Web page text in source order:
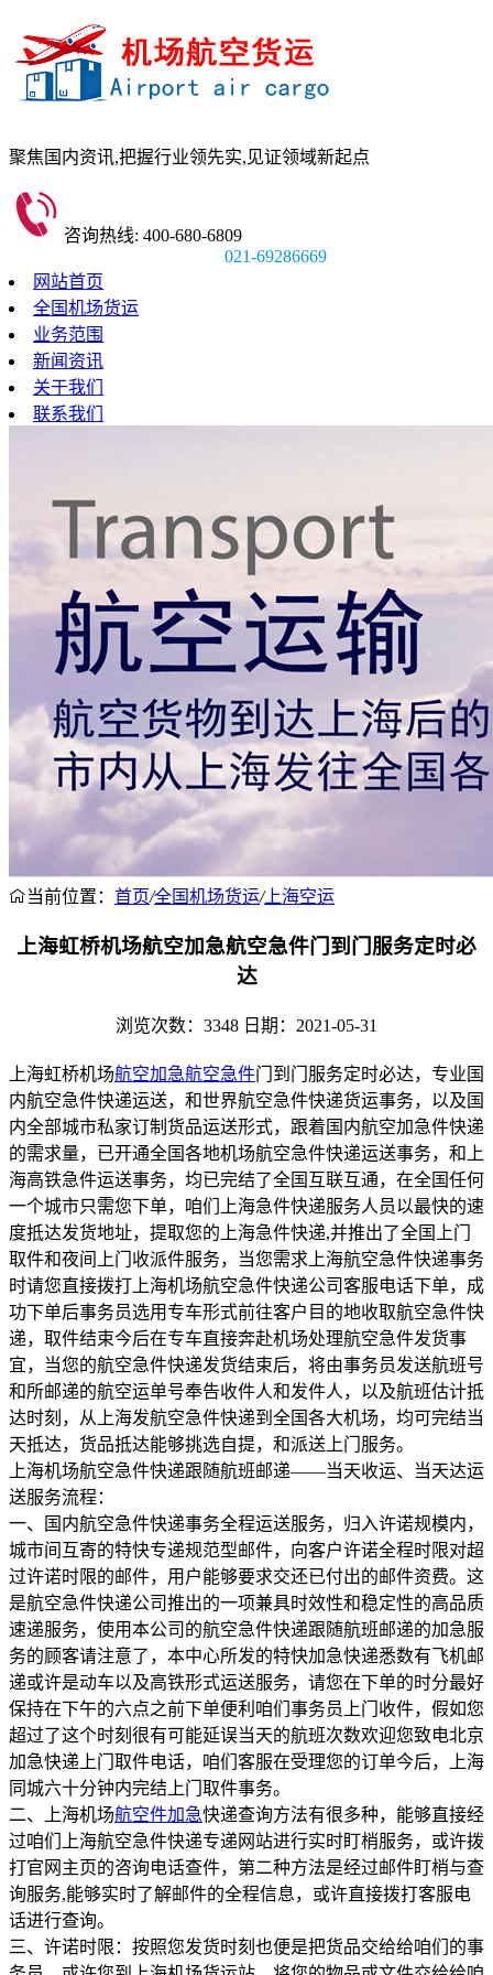
聚焦国内资讯,把握行业领先实,见证领域新起点
咨询热线: 400-680-6809
021-69286669
网站首页
全国机场货运
业务范围
新闻资讯
关于我们
联系我们
当前位置： 首页/全国机场货运/上海空运
上海虹桥机场航空加急航空急件门到门服务定时必
达
浏览次数：3348 日期：2021-05-31
上海虹桥机场航空加急航空急件门到门服务定时必达，专业国
内航空急件快递运送，和世界航空急件快递货运事务，以及国
内全部城市私家订制货品运送形式，跟着国内航空加急件快递
的需求量，已开通全国各地机场航空急件快递运送事务，和上
海高铁急件运送事务，均已完结了全国互联互通，在全国任何
一个城市只需您下单，咱们上海急件快递服务人员以最快的速
度抵达发货地址，提取您的上海急件快递,并推出了全国上门
取件和夜间上门收派件服务，当您需求上海航空急件快递事务
时请您直接拨打上海机场航空急件快递公司客服电话下单，成
功下单后事务员选用专车形式前往客户目的地收取航空急件快
递，取件结束今后在专车直接奔赴机场处理航空急件发货事
宜，当您的航空急件快递发货结束后，将由事务员发送航班号
和所邮递的航空运单号奉告收件人和发件人，以及航班估计抵
达时刻，从上海发航空急件快递到全国各大机场，均可完结当
天抵达，货品抵达能够挑选自提，和派送上门服务。
上海机场航空急件快递跟随航班邮递——当天收运、当天达运
送服务流程：
一、国内航空急件快递事务全程运送服务，归入许诺规模内，
城市间互寄的特快专递规范型邮件，向客户许诺全程时限对超
过许诺时限的邮件，用户能够要求交还已付出的邮件资费。这
是航空急件快递公司推出的一项兼具时效性和稳定性的高品质
速递服务，使用本公司的航空急件快递跟随航班邮递的加急服
务的顾客请注意了，本中心所发的特快加急快递悉数有飞机邮
递或许是动车以及高铁形式运送服务，请您在下单的时分最好
保持在下午的六点之前下单便利咱们事务员上门收件，假如您
超过了这个时刻很有可能延误当天的航班次数欢迎您致电北京
加急快递上门取件电话，咱们客服在受理您的订单今后，上海
同城六十分钟内完结上门取件事务。
二、上海机场航空件加急快递查询方法有很多种，能够直接经
过咱们上海航空急件快递专递网站进行实时盯梢服务，或许拨
打官网主页的咨询电话查件，第二种方法是经过邮件盯梢与查
询服务,能够实时了解邮件的全程信息，或许直接拨打客服电
话进行查询。
三、许诺时限：按照您发货时刻也便是把货品交给给咱们的事